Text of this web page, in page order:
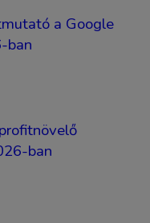
a Google
ban
ban